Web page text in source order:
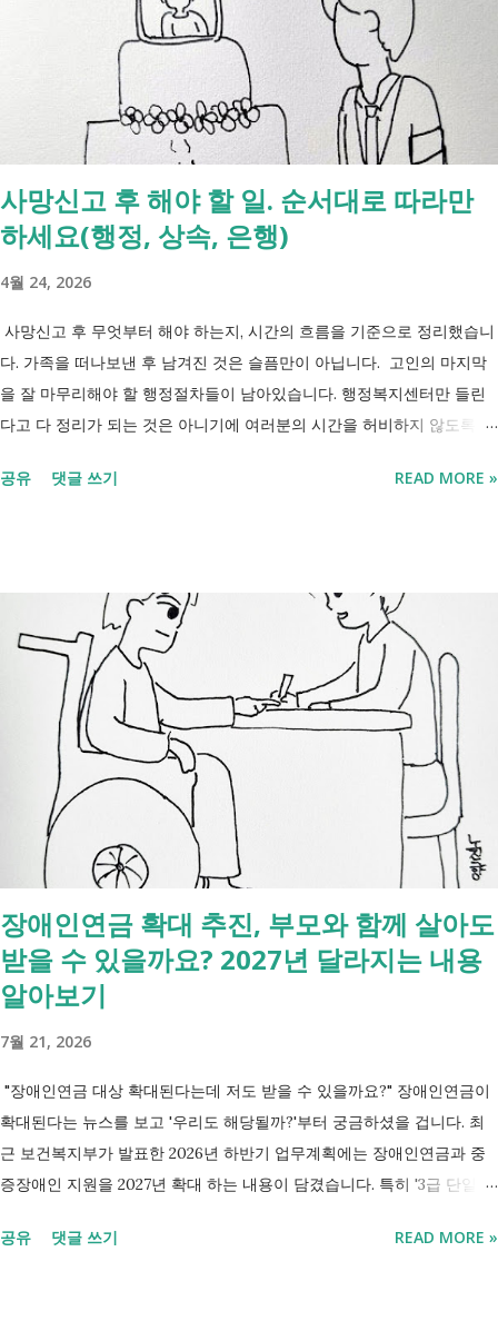
사망신고 후 해야 할 일. 순서대로 따라만
하세요(행정, 상속, 은행)
4월 24, 2026
사망신고 후 무엇부터 해야 하는지, 시간의 흐름을 기준으로 정리했습니
다. 가족을 떠나보낸 후 남겨진 것은 슬픔만이 아닙니다. 고인의 마지막
을 잘 마무리해야 할 행정절차들이 남아있습니다. 행정복지센터만 들린
다고 다 정리가 되는 것은 아니기에 여러분의 시간을 허비하지 않도록 정
처리까지 이 흐름만 따라가시면 됩니다. 장례 후 행정 절차 타임라인 장
모든 절차를 대신 처리해주지는 않습니다. 행정복지센터에서는 - 금융재
산, 부동산, 세금, 연금 등 '조회' 신청할 수 있습니다. 나머지는 직접 해야
합니다. - 상속포기 또는 한정승인 법원 - 상속세, 취득세 신고 세무서, 시
군구청 - 예금 인출, 보험금 청구 은행, 보험사 사망신고 당일에 끝낼 수
있는 건 '신청까지', 처리는 2주 후 부터입니다. [조회되는 것 vs 안되는
것] 구분 조회 가능 조회 불가 금융 은행, 보험, 증권 사금융, 개인 간 거래
세금 국세, 지방세 - 자산 부동산, 자동차 해외 자산, 현금 기타 연금 사업
상 채무, 구독 [함께보면 좋은 링크] - 부모님 사망 후 ...
공유 댓글 쓰기 READ MORE »
장애인연금 확대 추진, 부모와 함께 살아도
받을 수 있을까요? 2027년 달라지는 내용
알아보기
7월 21, 2026
"장애인연금 대상 확대된다는데 저도 받을 수 있을까요?" 장애인연금이
확대된다는 뉴스를 보고 '우리도 해당될까?'부터 궁금하셨을 겁니다. 최
근 보건복지부가 발표한 2026년 하반기 업무계획에는 장애인연금과 중
증장애인 지원을 2027년 확대 하는 내용이 담겼습니다. 특히 '3급 단일장
포함되면서 많은 분들이 관심을 갖고 있습니다. 이번 글에서는 장애인과
공유 댓글 쓰기 READ MORE »